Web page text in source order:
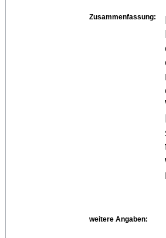
Zusammenfassung:
weitere Angaben: